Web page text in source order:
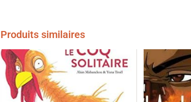
Produits similaires